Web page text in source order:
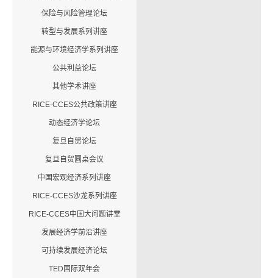
保险与风险管理论坛
转型与发展系列讲座
能源与环境经济学系列讲座
公共利益论坛
其他学术讲座
RICE-CCES公共政策讲座
动态经济学论坛
复旦自贸论坛
复旦自贸圆桌会议
中国宏观经济系列讲座
RICE-CCES沙龙系列讲座
RICE-CCES中国大问题讲堂
发展经济学前沿讲座
可持续发展经济论坛
TED国际双年会